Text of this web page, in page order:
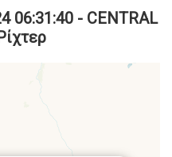
06:31:40 - CENTRAL